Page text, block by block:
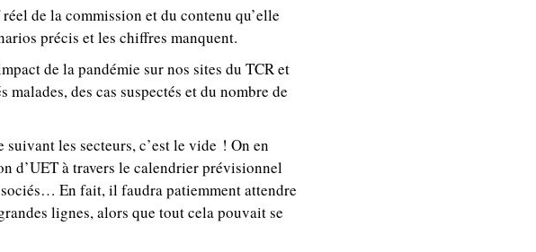
de la commission et du contenu qu’elle
précis et les chiffres manquent.
de la pandémie sur nos sites du TCR et
des cas suspectés et du nombre de
les secteurs, c’est le vide ! On en
d’UET à travers le calendrier prévisionnel
En fait, il faudra patiemment attendre
lignes, alors que tout cela pouvait se